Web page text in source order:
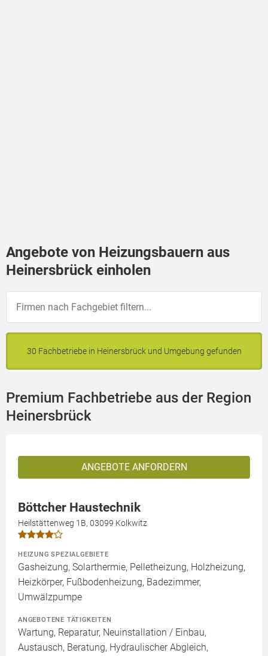
Angebote von Heizungsbauern aus
Heinersbrück einholen
30 Fachbetriebe in Heinersbrück und Umgebung gefunden
Premium Fachbetriebe aus der Region
Heinersbrück
ANGEBOTE ANFORDERN
Böttcher Haustechnik
Heilstättenweg 1B, 03099 Kolkwitz
HEIZUNG SPEZIALGEBIETE
Gasheizung, Solarthermie, Pelletheizung, Holzheizung,
Heizkörper, Fußbodenheizung, Badezimmer,
Umwälzpumpe
ANGEBOTENE TÄTIGKEITEN
Wartung, Reparatur, Neuinstallation / Einbau,
Austausch, Beratung, Hydraulischer Abgleich,